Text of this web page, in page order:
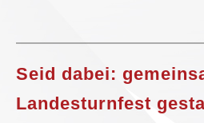
Seid dabei:
Landesturnfest